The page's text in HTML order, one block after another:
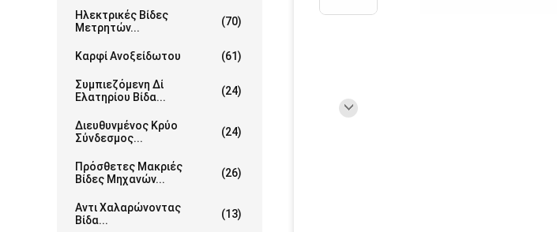
Ηλεκτρικές Βίδες
Μετρητών...
(70)
Καρφί Ανοξείδωτου (61)
Συμπιεζόμενη Δί
Ελατηρίου Βίδα...
(24)
Διευθυνμένος Κρύο
Σύνδεσμος...
(24)
Πρόσθετες Μακριές
Βίδες Μηχανών...
(26)
Αντι Χαλαρώνοντας
Βίδα...
(13)